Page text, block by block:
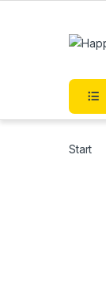
Start